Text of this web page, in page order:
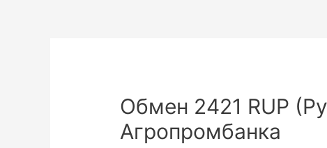
Обмен 2421 RUP
Агропромбанка